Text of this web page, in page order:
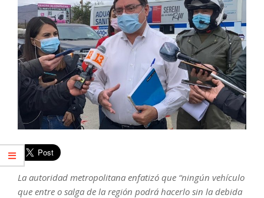
La autoridad metropolitana enfatizó que “ningún vehículo
que entre o salga de la región podrá hacerlo sin la debida